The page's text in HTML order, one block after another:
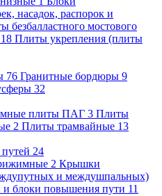
насадок, распорок и
безбалластного мостового
18 Плиты укрепления (плиты
76 Гранитные бордюры 9
32
плиты ПАГ 3 Плиты
2 Плиты трамвайные 13
24
2 Крышки
и междушпальных)
блоки повышения пути 11